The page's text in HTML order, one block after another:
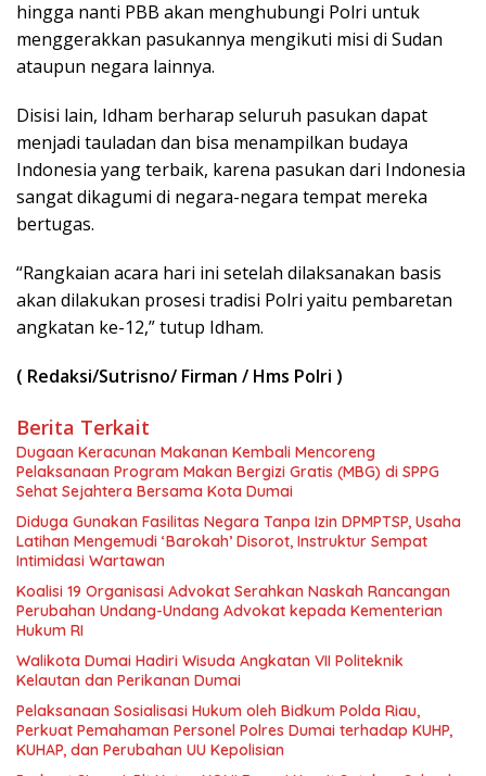
hingga nanti PBB akan menghubungi Polri untuk
menggerakkan pasukannya mengikuti misi di Sudan
ataupun negara lainnya.
Disisi lain, Idham berharap seluruh pasukan dapat
menjadi tauladan dan bisa menampilkan budaya
Indonesia yang terbaik, karena pasukan dari Indonesia
sangat dikagumi di negara-negara tempat mereka
bertugas.
“Rangkaian acara hari ini setelah dilaksanakan basis
akan dilakukan prosesi tradisi Polri yaitu pembaretan
angkatan ke-12,” tutup Idham.
( Redaksi/Sutrisno/ Firman / Hms Polri )
Berita Terkait
Dugaan Keracunan Makanan Kembali Mencoreng
Pelaksanaan Program Makan Bergizi Gratis (MBG) di SPPG
Sehat Sejahtera Bersama Kota Dumai
Diduga Gunakan Fasilitas Negara Tanpa Izin DPMPTSP, Usaha
Latihan Mengemudi ‘Barokah’ Disorot, Instruktur Sempat
Intimidasi Wartawan
Koalisi 19 Organisasi Advokat Serahkan Naskah Rancangan
Perubahan Undang-Undang Advokat kepada Kementerian
Hukum RI
Walikota Dumai Hadiri Wisuda Angkatan VII Politeknik
Kelautan dan Perikanan Dumai
Pelaksanaan Sosialisasi Hukum oleh Bidkum Polda Riau,
Perkuat Pemahaman Personel Polres Dumai terhadap KUHP,
KUHAP, dan Perubahan UU Kepolisian